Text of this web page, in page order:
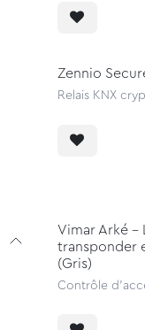
Zennio
Relais KNX
Vimar Arké -
transponder
(Gris)
Contrôle